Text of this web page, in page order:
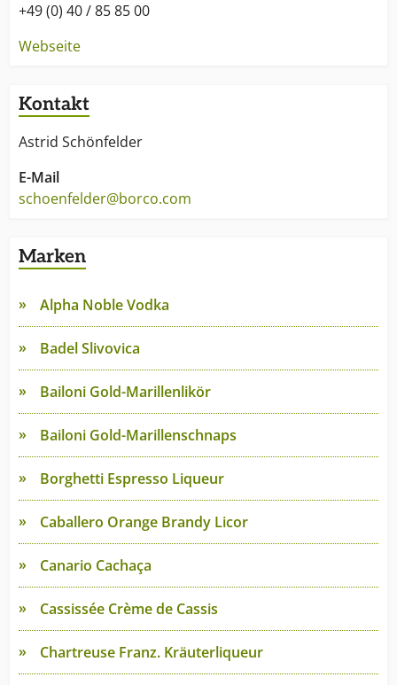
+49 (0) 40 / 85 85 00
Webseite
Kontakt
Astrid Schönfelder
E-Mail
schoenfelder@borco.com
Marken
Alpha Noble Vodka
Badel Slivovica
Bailoni Gold-Marillenlikör
Bailoni Gold-Marillenschnaps
Borghetti Espresso Liqueur
Caballero Orange Brandy Licor
Canario Cachaça
Cassissée Crème de Cassis
Chartreuse Franz. Kräuterliqueur